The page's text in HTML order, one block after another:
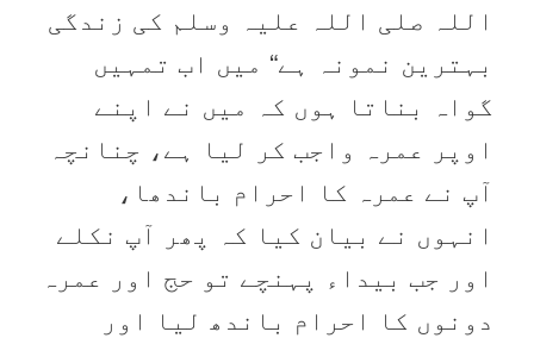
اللہ صلی اللہ علیہ وسلم کی زندگی
بہترین نمونہ ہے“ میں اب تمہیں
گواہ بناتا ہوں کہ میں نے اپنے
اوپر عمرہ واجب کر لیا ہے، چنانچہ
آپ نے عمرہ کا احرام باندھا،
انہوں نے بیان کیا کہ پھر آپ نکلے
اور جب بیداء پہنچے تو حج اور عمرہ
دونوں کا احرام باندھ لیا اور